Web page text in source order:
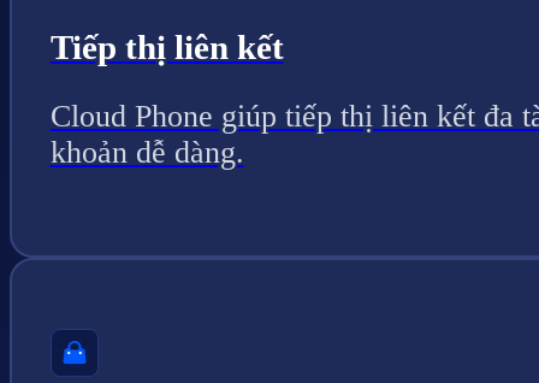
Tiếp thị liên kết
Cloud Phone giúp tiếp thị liên kết đa
khoản dễ dàng.